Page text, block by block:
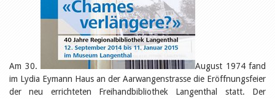
Aus- und Weiterbildung
Veranstaltungen
Kinder- und Jugendmedien
Bibliothek und Schule
Bibliotheksförderung
Zielpublikum Kinder und
Jugendliche
Am 30.
August 1974 fand
im Lydia Eymann Haus an der Aarwangenstrasse die Eröffnungsfeier
der neu errichteten Freihandbibliothek Langenthal statt. Der